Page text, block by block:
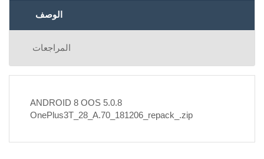
الوصف
المراجعات
ANDROID 8 OOS 5.0.8
OnePlus3T_28_A.70_181206_repack_.zip